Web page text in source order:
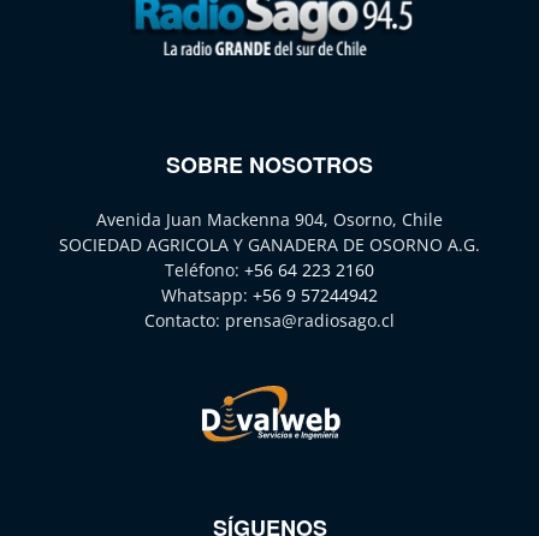
SOBRE NOSOTROS
Avenida Juan Mackenna 904, Osorno, Chile
SOCIEDAD AGRICOLA Y GANADERA DE OSORNO A.G.
Teléfono: +56 64 223 2160
Whatsapp: +56 9 57244942
Contacto: prensa@radiosago.cl
SÍGUENOS